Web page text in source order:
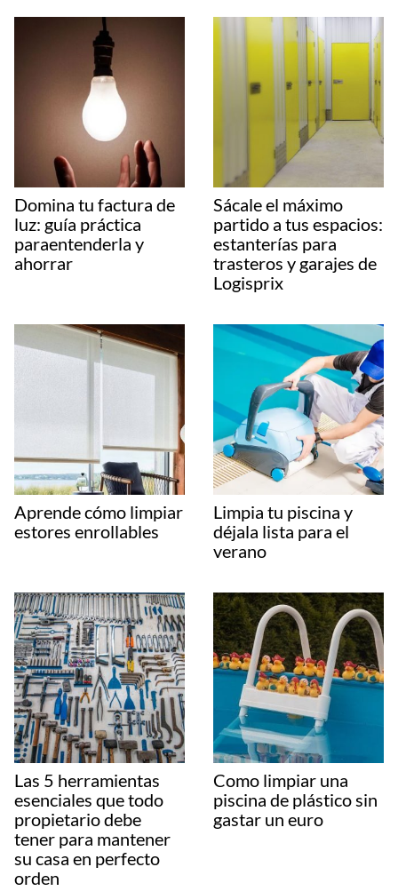
Domina tu factura de
luz: guía práctica
paraentenderla y
ahorrar
Sácale el máximo
partido a tus espacios:
estanterías para
trasteros y garajes de
Logisprix
Aprende cómo limpiar
estores enrollables
Limpia tu piscina y
déjala lista para el
verano
Las 5 herramientas
esenciales que todo
propietario debe
tener para mantener
su casa en perfecto
orden
Como limpiar una
piscina de plástico sin
gastar un euro